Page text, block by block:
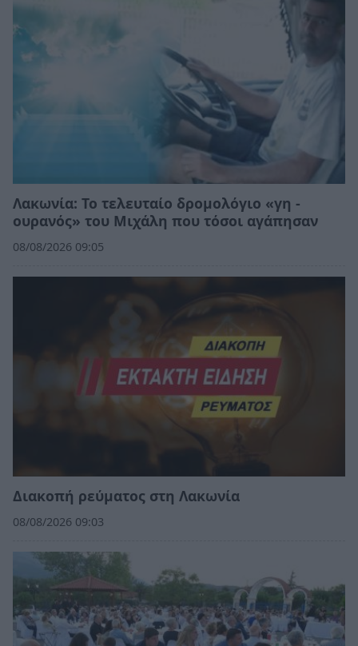
Λακωνία: Το τελευταίο δρομολόγιο «γη -
ουρανός» του Μιχάλη που τόσοι αγάπησαν
08/08/2026 09:05
Διακοπή ρεύματος στη Λακωνία
08/08/2026 09:03